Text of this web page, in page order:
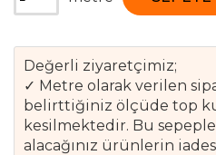
Değerli ziyaretçimiz;
✓ Metre olarak verilen
belirttiğiniz ölçüde top
kesilmektedir. Bu
alacağınız ürünlerin